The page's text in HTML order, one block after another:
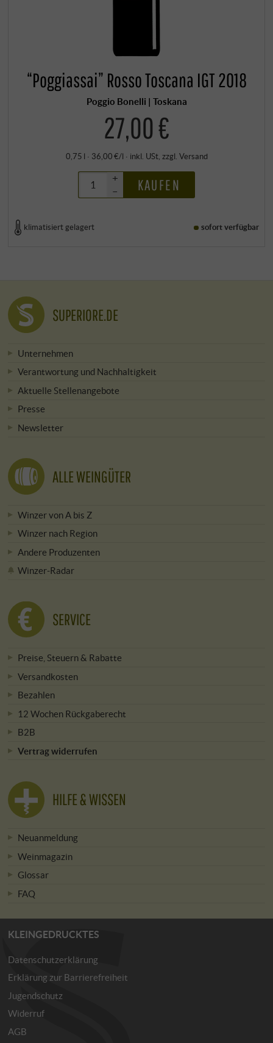
“Poggiassai” Rosso Toscana IGT 2018
Poggio Bonelli | Toskana
27,00 €
0,75 l · 36,00 €/l · inkl. USt, zzgl. Versand
+
–
KAUFEN
klimatisiert gelagert sofort verfügbar
SUPERIORE.DE
Unternehmen
Verantwortung und Nachhaltigkeit
Aktuelle Stellenangebote
Presse
Newsletter
ALLE WEINGÜTER
Winzer von A bis Z
Winzer nach Region
Andere Produzenten
Winzer-Radar
SERVICE
Preise, Steuern & Rabatte
Versandkosten
Bezahlen
12 Wochen Rückgaberecht
B2B
Vertrag widerrufen
HILFE & WISSEN
Neuanmeldung
Weinmagazin
Glossar
FAQ
KLEINGEDRUCKTES
Datenschutzerklärung
Erklärung zur Barrierefreiheit
Jugendschutz
Widerruf
AGB